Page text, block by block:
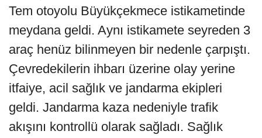
Tem otoyolu Büyükçekmece istikametinde
meydana geldi. Aynı istikamete seyreden 3
araç henüz bilinmeyen bir nedenle çarpıştı.
Çevredekilerin ihbarı üzerine olay yerine
itfaiye, acil sağlık ve jandarma ekipleri
geldi. Jandarma kaza nedeniyle trafik
akışını kontrollü olarak sağladı. Sağlık